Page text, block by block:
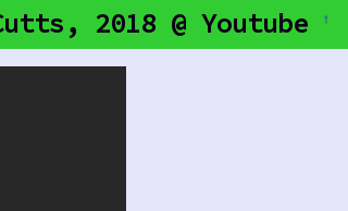
2018 @ Youtube †